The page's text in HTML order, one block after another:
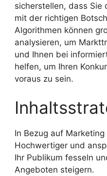
sicherstellen, dass Sie
mit der richtigen
Algorithmen können
analysieren, um
und Ihnen bei
helfen, um Ihren
voraus zu sein.
In Bezug auf
Hochwertiger und
Ihr Publikum fesseln
Angeboten steigern.